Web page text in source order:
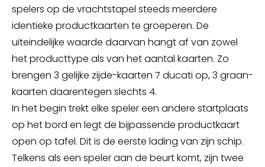
spelers op de vrachtstapel steeds meerdere
identieke productkaarten te groeperen. De
uiteindelijke waarde daarvan hangt af van zowel
het producttype als van het aantal kaarten. Zo
brengen 3 gelijke zijde-kaarten 7 ducati op, 3 graan-
kaarten daarentegen slechts 4.
In het begin trekt elke speler een andere startplaats
op het bord en legt de bijpassende productkaart
open op tafel. Dit is de eerste lading van zijn schip.
Telkens als een speler aan de beurt komt, zijn twee